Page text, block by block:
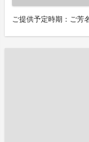
ご提供予定時期：ご芳